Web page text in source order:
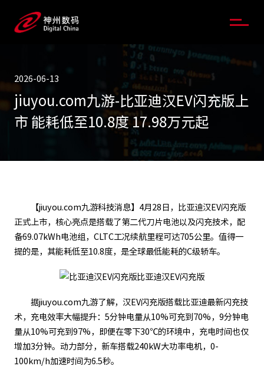
2026-06-13
jiuyou.com九游-比亚迪汉EV闪充版上
市 能耗低至10.8度 17.98万元起
【jiuyou.com九游科技消息】4月28日，比亚迪汉EV闪充版
正式上市，核心亮点是搭载了第二代刀片电池以及闪充技术，配
备69.07kWh电池组，CLTC工况续航里程可达705公里。值得一
提的是，其能耗低至10.8度，是全球最低能耗的C级轿车。
比亚迪汉EV闪充版
据jiuyou.com九游了解，汉EV闪充版搭载比亚迪最新闪充技
术，充电效率大幅提升：5分钟电量从10%可充到70%，9分钟电
量从10%可充到97%，即便在零下30℃的环境中，充电时间也仅
增加3分钟。动力部分，新车搭载240kW大功率电机，0-
100km/h加速时间为6.5秒。